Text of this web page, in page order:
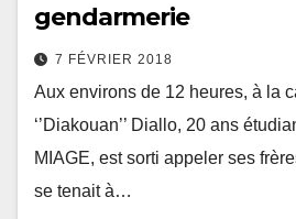
gendarmerie
7 FÉVRIER 2018
Aux environs de 12 heures, à la
‘’Diakouan’’ Diallo, 20 ans
MIAGE, est sorti appeler ses
se tenait à…